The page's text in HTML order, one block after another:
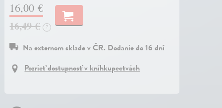
16,00 €
16,49 €
?
Na externom sklade v ČR. Dodanie do 16 dní
Pozrieť dostupnosť v kníhkupectvách